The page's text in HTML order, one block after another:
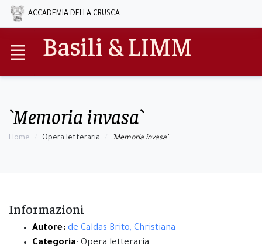
ACCADEMIA DELLA CRUSCA
Basili & LIMM
`Memoria invasa`
Home Opera letteraria `Memoria invasa`
Informazioni
Autore: de Caldas Brito, Christiana
Categoria: Opera letteraria